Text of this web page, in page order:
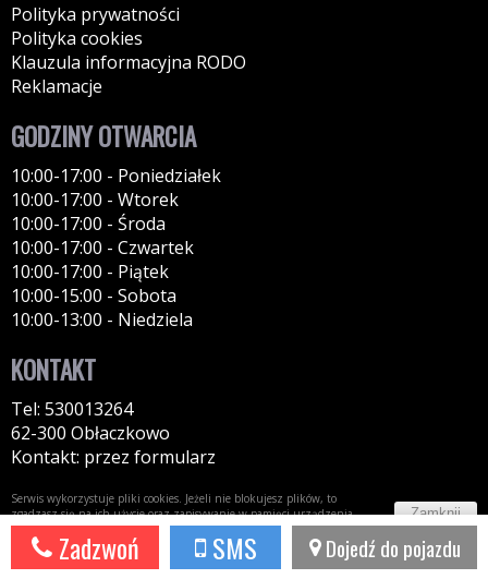
Zadzwoń SMS Dojedź do pojazdu
Polityka prywatności
Polityka cookies
Klauzula informacyjna RODO
Reklamacje
GODZINY OTWARCIA
10:00-17:00 - Poniedziałek
10:00-17:00 - Wtorek
10:00-17:00 - Środa
10:00-17:00 - Czwartek
10:00-17:00 - Piątek
10:00-15:00 - Sobota
10:00-13:00 - Niedziela
KONTAKT
Tel: 530013264
62-300 Obłaczkowo
Kontakt: przez formularz
Serwis wykorzystuje pliki cookies. Jeżeli nie blokujesz plików, to
zgadzasz się na ich użycie oraz zapisywanie w pamięci urządzenia.
Więcej informacji wpolityce prywatności
Zamknij
Potrzebujesz taki portal? Napisz do nas! 44fox.com